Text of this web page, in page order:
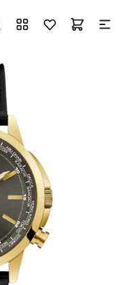
+7 ( 705 ) 181-42-50
info@vetervremeni.kz